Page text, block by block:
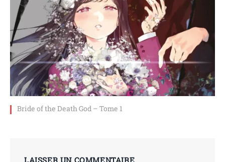
Bride of the Death God – Tome 1